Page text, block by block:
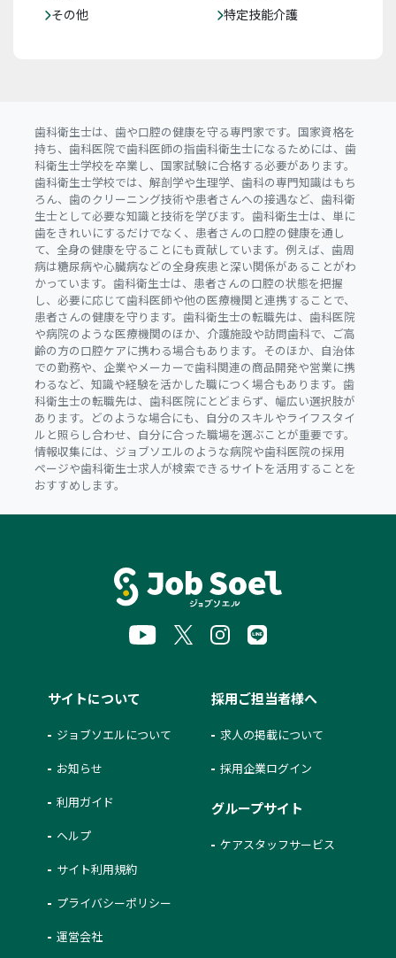
その他
特定技能介護
歯科衛生士は、歯や口腔の健康を守る専門家です。国家資格を
持ち、歯科医院で歯科医師の指歯科衛生士になるためには、歯
科衛生士学校を卒業し、国家試験に合格する必要があります。
歯科衛生士学校では、解剖学や生理学、歯科の専門知識はもち
ろん、歯のクリーニング技術や患者さんへの接遇など、歯科衛
生士として必要な知識と技術を学びます。歯科衛生士は、単に
歯をきれいにするだけでなく、患者さんの口腔の健康を通し
て、全身の健康を守ることにも貢献しています。例えば、歯周
病は糖尿病や心臓病などの全身疾患と深い関係があることがわ
かっています。歯科衛生士は、患者さんの口腔の状態を把握
し、必要に応じて歯科医師や他の医療機関と連携することで、
患者さんの健康を守ります。歯科衛生士の転職先は、歯科医院
や病院のような医療機関のほか、介護施設や訪問歯科で、ご高
齢の方の口腔ケアに携わる場合もあります。そのほか、自治体
での勤務や、企業やメーカーで歯科関連の商品開発や営業に携
わるなど、知識や経験を活かした職につく場合もあります。歯
科衛生士の転職先は、歯科医院にとどまらず、幅広い選択肢が
あります。どのような場合にも、自分のスキルやライフスタイ
ルと照らし合わせ、自分に合った職場を選ぶことが重要です。
情報収集には、ジョブソエルのような病院や歯科医院の採用
ページや歯科衛生士求人が検索できるサイトを活用することを
おすすめします。
サイトについて
ジョブソエルについて
お知らせ
利用ガイド
ヘルプ
サイト利用規約
プライバシーポリシー
運営会社
採用ご担当者様へ
求人の掲載について
採用企業ログイン
グループサイト
ケアスタッフサービス